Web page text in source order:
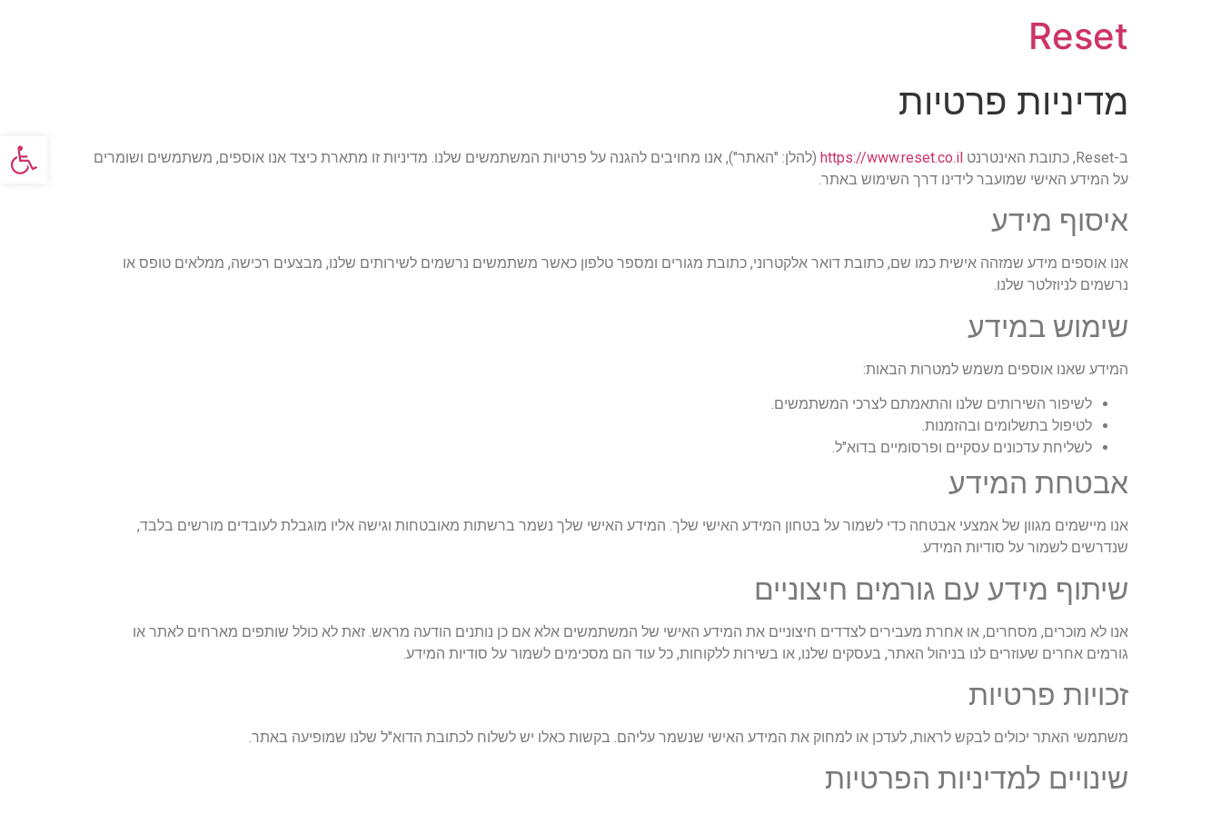
פתח
Reset
מדיניות פרטיות
ב-Reset, כתובת האינטרנט https://www.reset.co.il (להלן: "האתר"), אנו מחויבים להגנה על פרטיות המשתמשים שלנו. מדיניות זו מתארת כיצד אנו אוספים, משתמשים ושומרים
על המידע האישי שמועבר לידינו דרך השימוש באתר.
איסוף מידע
אנו אוספים מידע שמזהה אישית כמו שם, כתובת דואר אלקטרוני, כתובת מגורים ומספר טלפון כאשר משתמשים נרשמים לשירותים שלנו, מבצעים רכישה, ממלאים טופס או
נרשמים לניוזלטר שלנו.
שימוש במידע
המידע שאנו אוספים משמש למטרות הבאות:
לשיפור השירותים שלנו והתאמתם לצרכי המשתמשים.
לטיפול בתשלומים ובהזמנות.
לשליחת עדכונים עסקיים ופרסומיים בדוא"ל.
אבטחת המידע
אנו מיישמים מגוון של אמצעי אבטחה כדי לשמור על בטחון המידע האישי שלך. המידע האישי שלך נשמר ברשתות מאובטחות וגישה אליו מוגבלת לעובדים מורשים בלבד,
שנדרשים לשמור על סודיות המידע.
שיתוף מידע עם גורמים חיצוניים
אנו לא מוכרים, מסחרים, או אחרת מעבירים לצדדים חיצוניים את המידע האישי של המשתמשים אלא אם כן נותנים הודעה מראש. זאת לא כולל שותפים מארחים לאתר או
גורמים אחרים שעוזרים לנו בניהול האתר, בעסקים שלנו, או בשירות ללקוחות, כל עוד הם מסכימים לשמור על סודיות המידע.
זכויות פרטיות
משתמשי האתר יכולים לבקש לראות, לעדכן או למחוק את המידע האישי שנשמר עליהם. בקשות כאלו יש לשלוח לכתובת הדוא"ל שלנו שמופיעה באתר.
שינויים למדיניות הפרטיות